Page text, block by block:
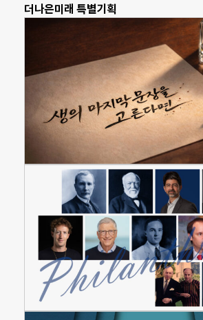
더나은미래 특별기획